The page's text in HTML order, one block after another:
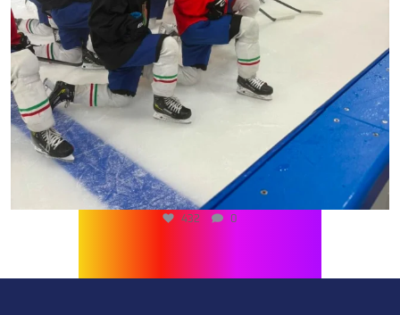
432 0